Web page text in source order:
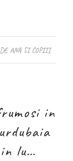
DE ANA SI COPIII
in
lu…